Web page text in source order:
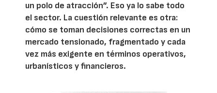
un polo de atracción”. Eso ya lo sabe todo
el sector. La cuestión relevante es otra:
cómo se toman decisiones correctas en un
mercado tensionado, fragmentado y cada
vez más exigente en términos operativos,
urbanísticos y financieros.